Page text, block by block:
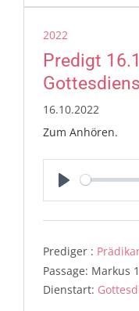
2022
Predigt
16.10.2022
Zum Anhören.
Play
Prediger :
Passage: Markus
Dienstart: